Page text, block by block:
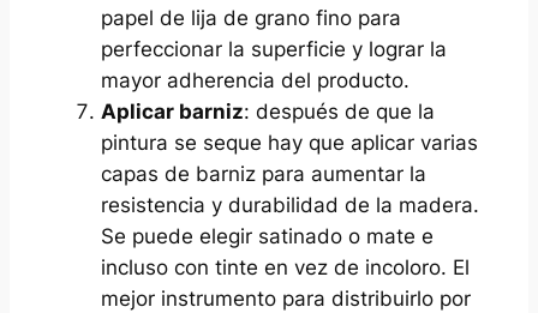
papel de lija de grano fino para
perfeccionar la superficie y lograr la
mayor adherencia del producto.
Aplicar barniz: después de que la
pintura se seque hay que aplicar varias
capas de barniz para aumentar la
resistencia y durabilidad de la madera.
Se puede elegir satinado o mate e
incluso con tinte en vez de incoloro. El
mejor instrumento para distribuirlo por